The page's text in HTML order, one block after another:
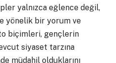
yalnızca eğlence değil,
yönelik bir yorum ve
biçimleri, gençlerin
siyaset tarzına
müdahil olduklarını